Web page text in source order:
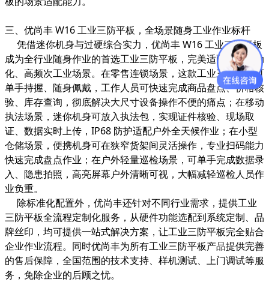
三、优尚丰 W16 工业三防平板，全场景随身工业作业标杆
凭借迷你机身与过硬综合实力，优尚丰 W16 工业三防平板
成为全行业随身作业的首选工业三防平板，完美适配各类移动
化、高频次工业场景。在零售连锁场景，这款工业三防平板可
单手持握、随身佩戴，工作人员可快速完成商品盘点、价格核
验、库存查询，彻底解决大尺寸设备操作不便的痛点；在移动
执法场景，迷你机身可放入执法包，实现证件核验、现场取
证、数据实时上传，IP68 防护适配户外全天候作业；在小型
仓储场景，便携机身可在狭窄货架间灵活操作，专业扫码能力
快速完成盘点作业；在户外轻量巡检场景，可单手完成数据录
入、隐患拍照，高亮屏幕户外清晰可视，大幅减轻巡检人员作
业负重。
除标准化配置外，优尚丰还针对不同行业需求，提供工业
三防平板全流程定制化服务，从硬件功能选配到系统定制、品
牌丝印，均可提供一站式解决方案，让工业三防平板完全贴合
企业作业流程。同时优尚丰为所有工业三防平板产品提供完善
的售后保障，全国范围的技术支持、样机测试、上门调试等服
务，免除企业的后顾之忧。